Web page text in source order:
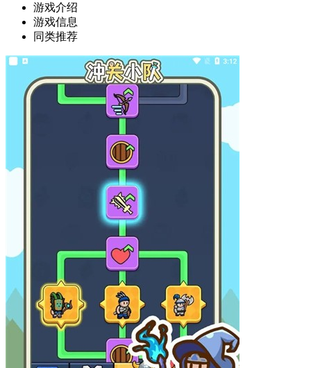
游戏介绍
游戏信息
同类推荐